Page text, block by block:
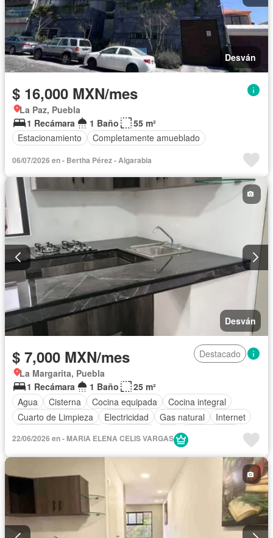
Desván
$ 16,000 MXN/mes
La Paz, Puebla
1 Recámara
1 Baño
55 m²
Estacionamiento
Completamente amueblado
06/07/2026 en - Bertha Pérez - Algarabia
Desván
$ 7,000 MXN/mes
Destacado
La Margarita, Puebla
1 Recámara
1 Baño
25 m²
Agua
Cisterna Cocina equipada
Cocina integral
Cuarto de Limpieza
Electricidad Gas natural
Internet
Solo familias
22/06/2026 en - MARIA ELENA CELIS VARGAS